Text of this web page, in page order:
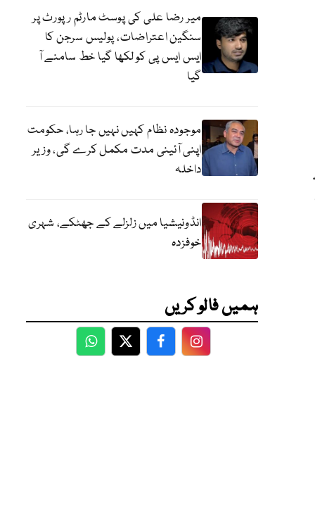
میر رضا علی کی پوسٹ مارٹم رپورٹ پر
سنگین اعتراضات، پولیس سرجن کا
ایس ایس پی کو لکھا گیا خط سامنے آ
گیا
موجودہ نظام کہیں نہیں جا رہا، حکومت
اپنی آئینی مدت مکمل کرے گی، وزیر
داخلہ
انڈونیشیا میں زلزلے کے جھٹکے، شہری
خوفزدہ
ہمیں فالو کریں
WhatsApp
TwitterFacebookFacebook